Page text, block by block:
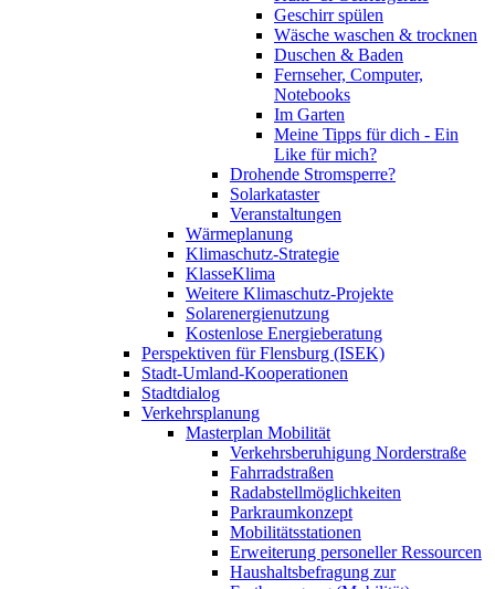
Geschirr spülen
Wäsche waschen & trocknen
Duschen & Baden
Fernseher, Computer,
Notebooks
Im Garten
Meine Tipps für dich - Ein
Like für mich?
Drohende Stromsperre?
Solarkataster
Veranstaltungen
Wärmeplanung
Klimaschutz-Strategie
KlasseKlima
Weitere Klimaschutz-Projekte
Solarenergienutzung
Kostenlose Energieberatung
Perspektiven für Flensburg (ISEK)
Stadt-Umland-Kooperationen
Stadtdialog
Verkehrsplanung
Masterplan Mobilität
Verkehrsberuhigung Norderstraße
Fahrradstraßen
Radabstellmöglichkeiten
Parkraumkonzept
Mobilitätsstationen
Erweiterung personeller Ressourcen
Haushaltsbefragung zur